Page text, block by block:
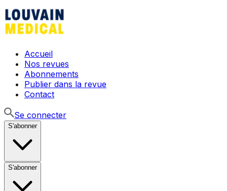
Accueil
Nos revues
Abonnements
Publier dans la revue
Contact
Se connecter
S'abonner
S'abonner